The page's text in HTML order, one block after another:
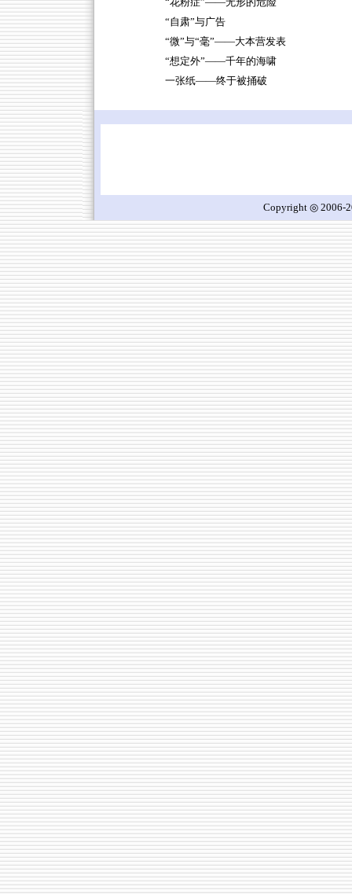
“花粉症”——无形的危险
“自肃”与广告
“微”与“毫”——大本营发表
“想定外”——千年的海啸
一张纸——终于被捅破
Copyright ◎ 2006-